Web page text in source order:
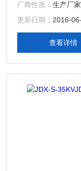
厂商性质：生产厂家
更新日期： 2016-
查看详情